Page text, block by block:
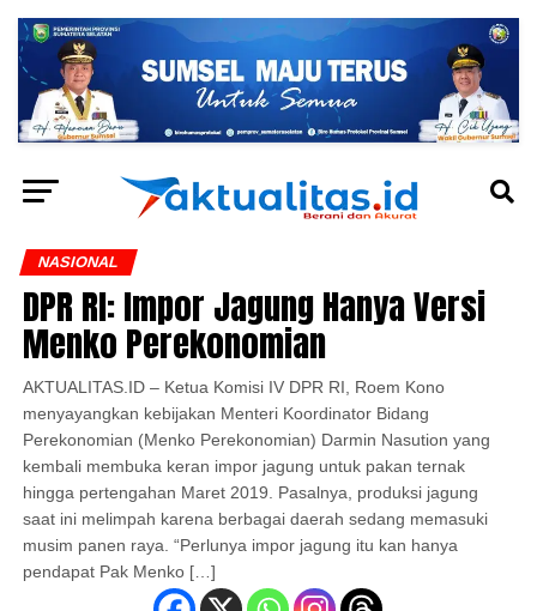
NASIONAL
DPR RI: Impor Jagung Hanya Versi
Menko Perekonomian
AKTUALITAS.ID – Ketua Komisi IV DPR RI, Roem Kono
menyayangkan kebijakan Menteri Koordinator Bidang
Perekonomian (Menko Perekonomian) Darmin Nasution yang
kembali membuka keran impor jagung untuk pakan ternak
hingga pertengahan Maret 2019. Pasalnya, produksi jagung
saat ini melimpah karena berbagai daerah sedang memasuki
musim panen raya. “Perlunya impor jagung itu kan hanya
pendapat Pak Menko […]